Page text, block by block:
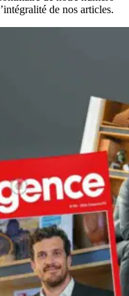
de nos articles.